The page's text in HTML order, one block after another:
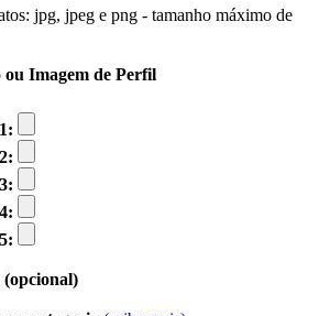
jpg, jpeg e png - tamanho máximo de
Imagem de Perfil
(opcional)